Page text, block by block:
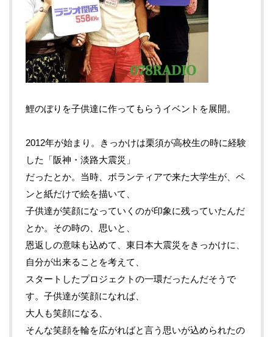
鯉のぼりを子供達に作ってもらうイベントを展開。
2012年が始まり。きっかけは栗須が高校生の時に経験
した「阪神・淡路大震災」
だったとか。当時、ボランティアで来た大学生が、ペ
ンと紙だけで絵を描いて、
子供達が笑顔になっていくのが印象に残っていたんだ
とか。その時の、思いと、
恩返しの意味も込めて、東日本大震災をきっかけに、
自分が出来ることを考えて、
スタートしたプロジェクトの一環だったんだそうで
す。子供達が笑顔になれば、
大人も笑顔になる、
そんな笑顔を輪を広がればと言う思いが込められたの